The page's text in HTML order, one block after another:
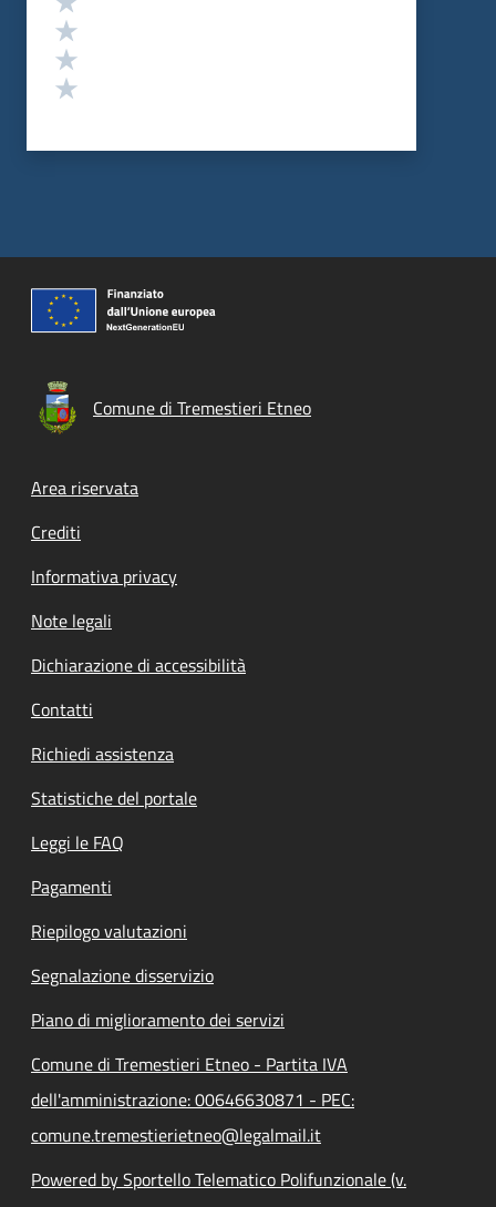
Comune di Tremestieri Etneo
Footer menu
Area riservata
Crediti
Informativa privacy
Note legali
Dichiarazione di accessibilità
Contatti
Richiedi assistenza
Statistiche del portale
Leggi le FAQ
Pagamenti
Riepilogo valutazioni
Segnalazione disservizio
Piano di miglioramento dei servizi
Comune di Tremestieri Etneo - Partita IVA
dell'amministrazione: 00646630871 - PEC:
comune.tremestierietneo@legalmail.it
Powered by Sportello Telematico Polifunzionale (v.